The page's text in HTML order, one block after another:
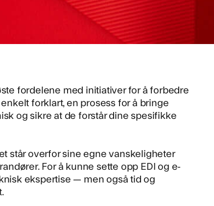
fordelene med initiativer for å forbedre
forklart, en prosess for å bringe
og sikre at de forstår dine spesifikke
står overfor sine egne vanskeligheter
For å kunne sette opp EDI og e-
ekspertise — men også tid og